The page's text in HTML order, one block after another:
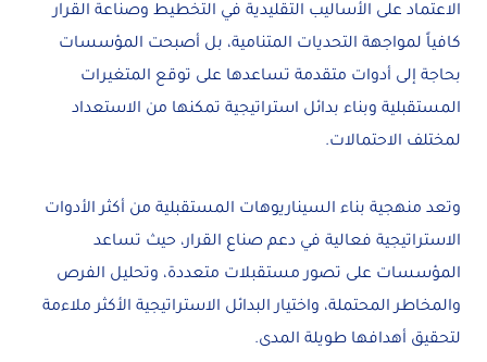
الاعتماد على الأساليب التقليدية في التخطيط وصناعة القرار
كافياً لمواجهة التحديات المتنامية، بل أصبحت المؤسسات
بحاجة إلى أدوات متقدمة تساعدها على توقع المتغيرات
المستقبلية وبناء بدائل استراتيجية تمكنها من الاستعداد
لمختلف الاحتمالات.
وتعد منهجية بناء السيناريوهات المستقبلية من أكثر الأدوات
الاستراتيجية فعالية في دعم صناع القرار، حيث تساعد
المؤسسات على تصور مستقبلات متعددة، وتحليل الفرص
والمخاطر المحتملة، واختيار البدائل الاستراتيجية الأكثر ملاءمة
لتحقيق أهدافها طويلة المدى.